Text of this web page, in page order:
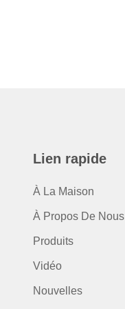
Lien rapide
À La Maison
À Propos De Nous
Produits
Vidéo
Nouvelles